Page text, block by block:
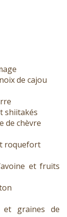
de cajou
shiitakés
de chèvre
roquefort
et fruits
et graines de